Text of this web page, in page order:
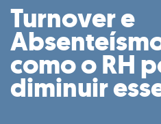
Turnover e
como o RH
diminuir